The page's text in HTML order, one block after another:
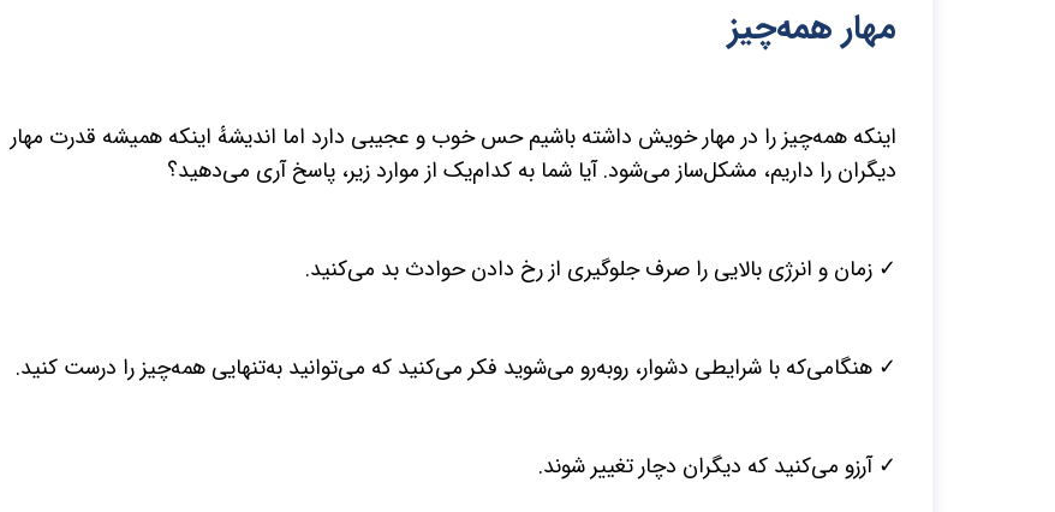
مهار همه‌چیز
اینکه همه‌چیز را در مهار خویش داشته باشیم حس خوب و عجیبی دارد اما اندیشهٔ اینکه همیشه قدرت مهار
دیگران را داریم، مشکل‌ساز می‌شود. آیا شما به کدام‌یک از موارد زیر، پاسخ آری می‌دهید؟
✓ زمان و انرژی بالایی را صرف جلوگیری از رخ دادن حوادث بد می‌کنید.
✓ هنگامی‌که با شرایطی دشوار، روبه‌رو می‌شوید فکر می‌کنید که می‌توانید به‌تنهایی همه‌چیز را درست کنید.
✓ آرزو می‌کنید که دیگران دچار تغییر شوند.